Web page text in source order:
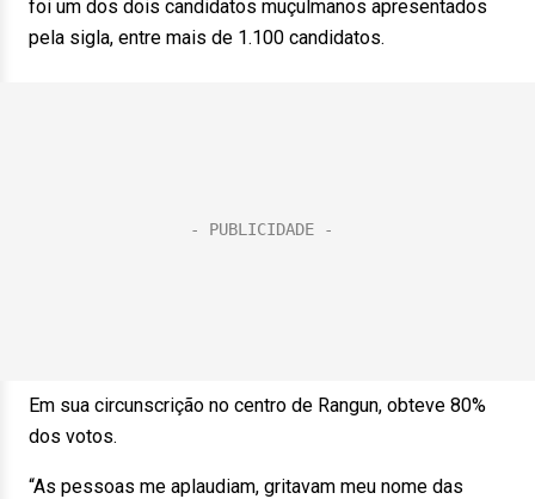
foi um dos dois candidatos muçulmanos apresentados
pela sigla, entre mais de 1.100 candidatos.
Em sua circunscrição no centro de Rangun, obteve 80%
dos votos.
“As pessoas me aplaudiam, gritavam meu nome das